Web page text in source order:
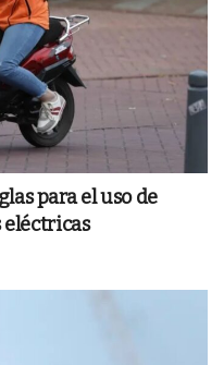
para el uso de
eléctricas